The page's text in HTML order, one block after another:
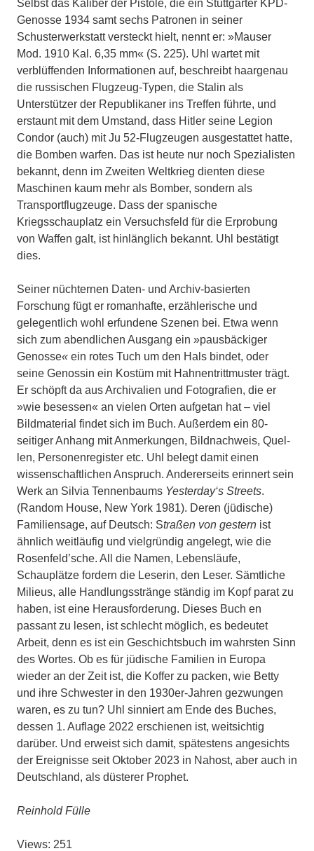
Selbst das Kaliber der Pistole, die ein Stuttgarter KPD-
Genosse 1934 samt sechs Patronen in seiner
Schusterwerk­statt versteckt hielt, nennt er: »Mauser
Mod. 1910 Kal. 6,35 mm« (S. 225). Uhl wartet mit
verblüffenden Informationen auf, beschreibt haargenau
die russi­schen Flugzeug-Typen, die Stalin als
Unterstützer der Republikaner ins Tref­fen führte, und
erstaunt mit dem Um­stand, dass Hitler seine Legion
Condor (auch) mit Ju 52-Flugzeugen ausgestattet hatte,
die Bomben warfen. Das ist heute nur noch Spezialisten
bekannt, denn im Zweiten Weltkrieg dienten diese
Maschi­nen kaum mehr als Bomber, sondern als
Transportflugzeuge. Dass der spanische
Kriegsschauplatz ein Versuchsfeld für die Erprobung
von Waffen galt, ist hin­länglich bekannt. Uhl bestätigt
dies.
Seiner nüchternen Daten- und Archiv-basierten
Forschung fügt er romanhafte, erzählerische und
gelegentlich wohl er­fundene Szenen bei. Etwa wenn
sich zum abendlichen Ausgang ein »pausbäckiger
Genosse« ein rotes Tuch um den Hals bindet, oder
seine Genossin ein Kostüm mit Hahnentrittmuster trägt.
Er schöpft da aus Archivalien und Fotografien, die er
»wie besessen« an vielen Orten aufge­tan hat – viel
Bildmaterial findet sich im Buch. Außerdem ein 80-
seitiger Anhang mit Anmerkungen, Bildnachweis, Quel­
len, Personenregister etc. Uhl belegt da­mit einen
wissenschaftlichen Anspruch. Andererseits erinnert sein
Werk an Sil­via Tennenbaums Yesterday‘s Streets.
(Random House, New York 1981). Deren (jüdische)
Familiensage, auf Deutsch: Straßen von gestern ist
ähnlich weitläufig und vielgründig angelegt, wie die
Rosen­feld’sche. All die Namen, Lebensläufe,
Schauplätze fordern die Leserin, den Le­ser. Sämtliche
Milieus, alle Handlungs­stränge ständig im Kopf parat zu
haben, ist eine Herausforderung. Dieses Buch en
passant zu lesen, ist schlecht möglich, es bedeutet
Arbeit, denn es ist ein Ge­schichtsbuch im wahrsten Sinn
des Wor­tes. Ob es für jüdische Familien in Euro­pa
wieder an der Zeit ist, die Koffer zu packen, wie Betty
und ihre Schwester in den 1930er-Jahren gezwungen
waren, es zu tun? Uhl sinniert am Ende des Bu­ches,
dessen 1. Auflage 2022 erschienen ist, weitsichtig
darüber. Und erweist sich damit, spätestens angesichts
der Ereig­nisse seit Oktober 2023 in Nahost, aber auch in
Deutschland, als düsterer Pro­phet.
Reinhold Fülle
Views: 251